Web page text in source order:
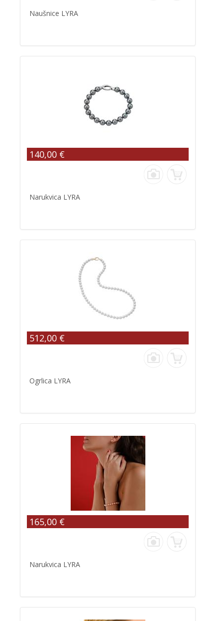
Naušnice LYRA
140,00 €
Narukvica LYRA
512,00 €
Ogrlica LYRA
165,00 €
Narukvica LYRA